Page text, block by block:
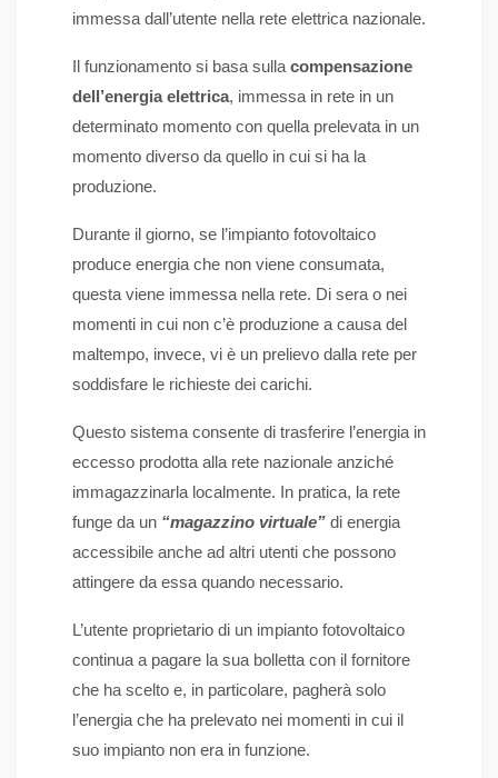
immessa dall’utente nella rete elettrica nazionale.
Il funzionamento si basa sulla compensazione
dell’energia elettrica, immessa in rete in un
determinato momento con quella prelevata in un
momento diverso da quello in cui si ha la
produzione.
Durante il giorno, se l’impianto fotovoltaico
produce energia che non viene consumata,
questa viene immessa nella rete. Di sera o nei
momenti in cui non c’è produzione a causa del
maltempo, invece, vi è un prelievo dalla rete per
soddisfare le richieste dei carichi.
Questo sistema consente di trasferire l’energia in
eccesso prodotta alla rete nazionale anziché
immagazzinarla localmente. In pratica, la rete
funge da un “magazzino virtuale” di energia
accessibile anche ad altri utenti che possono
attingere da essa quando necessario.
L’utente proprietario di un impianto fotovoltaico
continua a pagare la sua bolletta con il fornitore
che ha scelto e, in particolare, pagherà solo
l’energia che ha prelevato nei momenti in cui il
suo impianto non era in funzione.